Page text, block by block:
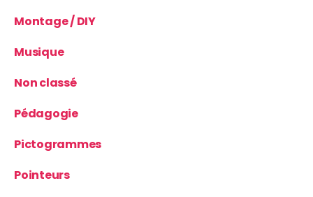
Montage / DIY
Musique
Non classé
Pédagogie
Pictogrammes
Pointeurs